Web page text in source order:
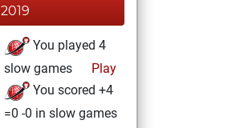
2019
You played 4
slow games
Play
You scored +4
=0 -0 in slow games